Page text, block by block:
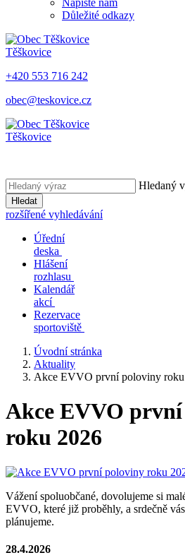
Napište nám
Důležité odkazy
Těškovice
+420 553 716 242
obec@teskovice.cz
Těškovice
Hledaný
Hledat
rozšířené vyhledávání
Úřední
deska
Hlášení
rozhlasu
Kalendář
akcí
Rezervace
sportoviště
Úvodní stránka
Aktuality
Akce EVVO první poloviny
Akce EVVO
roku 2026
Vážení spoluobčané, dovolujeme si
EVVO, které již proběhly, a srdečně
plánujeme.
28.4.2026